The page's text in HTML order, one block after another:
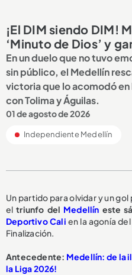
¡El DIM siendo DIM!
‘Minuto de Dios’ y
En un duelo que no tuvo
sin público, el Medellín
victoria que lo acomodó
con Tolima y Águilas.
01 de agosto de 2026
Independiente Medellín
Un partido para olvidar y un
eltriunfo del Medellín este
Deportivo Cali en la agonía
Finalización.
Antecedente: Medellín: de la
la Liga 2026!